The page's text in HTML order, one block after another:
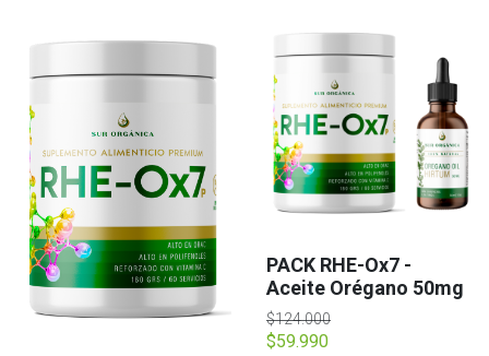
PACK RHE-Ox7 -
Aceite Orégano 50mg
$124.000
$59.990